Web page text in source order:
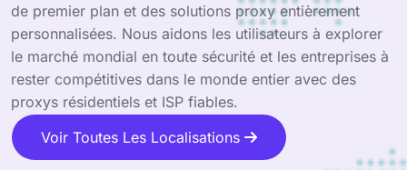
de premier plan et des solutions proxy entièrement
personnalisées. Nous aidons les utilisateurs à explorer
le marché mondial en toute sécurité et les entreprises à
rester compétitives dans le monde entier avec des
proxys résidentiels et ISP fiables.
Voir Toutes Les Localisations